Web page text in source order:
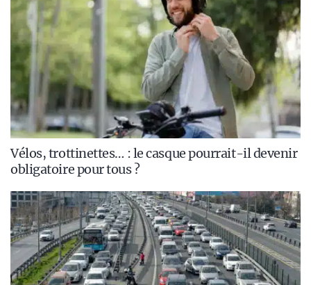
Vélos, trottinettes… : le casque pourrait-il devenir
obligatoire pour tous ?